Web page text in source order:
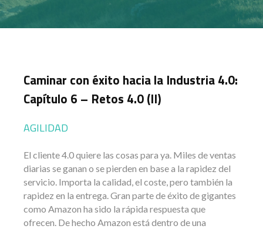
Caminar con éxito hacia la Industria 4.0:
Capítulo 6 – Retos 4.0 (II)
AGILIDAD
El cliente 4.0 quiere las cosas para ya. Miles de ventas
diarias se ganan o se pierden en base a la rapidez del
servicio. Importa la calidad, el coste, pero también la
rapidez en la entrega. Gran parte de éxito de gigantes
como Amazon ha sido la rápida respuesta que
ofrecen. De hecho Amazon está dentro de una